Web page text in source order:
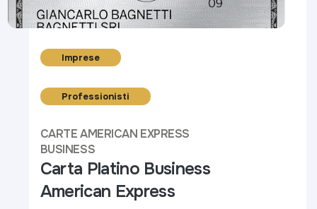
Imprese
Professionisti
CARTE AMERICAN EXPRESS
BUSINESS
Carta Platino Business
American Express